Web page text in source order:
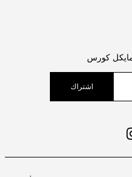
كورس
اشتراك